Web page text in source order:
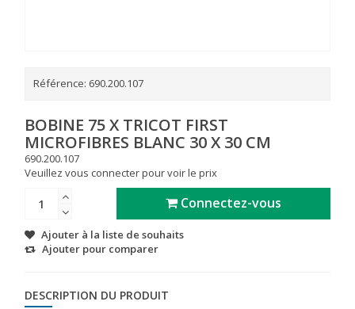
Référence: 690.200.107
BOBINE 75 X TRICOT FIRST
MICROFIBRES BLANC 30 X 30 CM
690.200.107
Veuillez vous connecter pour voir le prix
Connectez-vous
Ajouter à la liste de souhaits
Ajouter pour comparer
DESCRIPTION DU PRODUIT